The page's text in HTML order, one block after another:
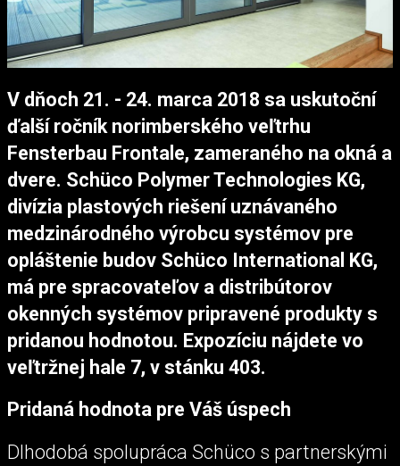
V dňoch 21. - 24. marca 2018 sa uskutoční
ďalší ročník norimberského veľtrhu
Fensterbau Frontale, zameraného na okná a
dvere. Schüco Polymer Technologies KG,
divízia plastových riešení uznávaného
medzinárodného výrobcu systémov pre
opláštenie budov Schüco International KG,
má pre spracovateľov a distribútorov
okenných systémov pripravené produkty s
pridanou hodnotou. Expozíciu nájdete vo
veľtržnej hale 7, v stánku 403.
Pridaná hodnota pre Váš úspech
Dlhodobá spolupráca Schüco s partnerskými